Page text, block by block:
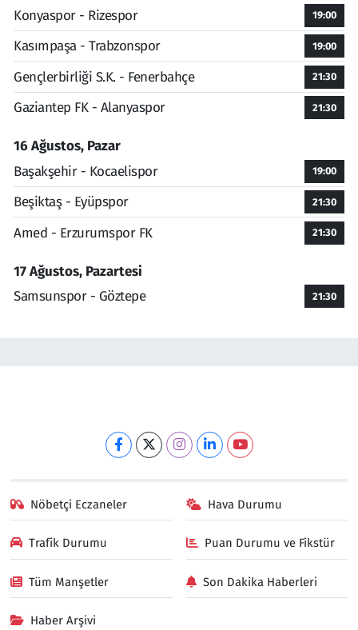
Konyaspor - Rizespor
19:00
Kasımpaşa - Trabzonspor 19:00
Gençlerbirliği S.K. - Fenerbahçe 21:30
Gaziantep FK - Alanyaspor 21:30
16 Ağustos, Pazar
Başakşehir - Kocaelispor
19:00
Beşiktaş - Eyüpspor 21:30
Amed - Erzurumspor FK 21:30
17 Ağustos, Pazartesi
Samsunspor - Göztepe
21:30
Nöbetçi Eczaneler Hava Durumu
Trafik Durumu Puan Durumu ve Fikstür
Tüm Manşetler Son Dakika Haberleri
Haber Arşivi